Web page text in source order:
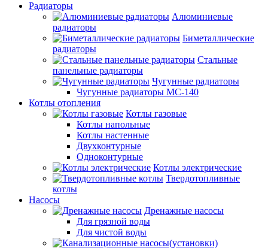
Радиаторы
Алюминиевые
радиаторы
Биметаллические
радиаторы
Стальные
панельные радиаторы
Чугунные радиаторы
Чугунные радиаторы МС-140
Котлы отопления
Котлы газовые
Котлы напольные
Котлы настенные
Двухконтурные
Одноконтурные
Котлы электрические
Твердотопливные
котлы
Насосы
Дренажные насосы
Для грязной воды
Для чистой воды